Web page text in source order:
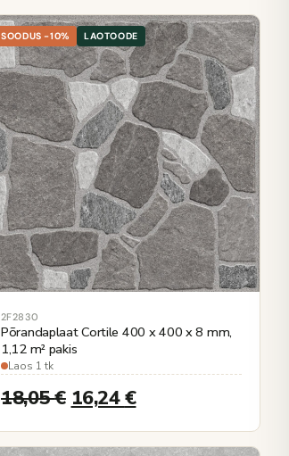
SOODUS -10% LAOTOODE
2F2830
Põrandaplaat Cortile 400 x 400 x 8 mm,
1,12 m² pakis
Laos 1 tk
18,05€ 16,24€